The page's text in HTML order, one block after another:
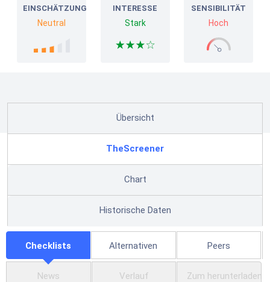
EINSCHÄTZUNG
Neutral
INTERESSE
Stark
SENSIBILITÄT
Hoch
Übersicht
TheScreener
Chart
Historische Daten
Checklists Alternativen Peers
News Verlauf Zum herunterladen